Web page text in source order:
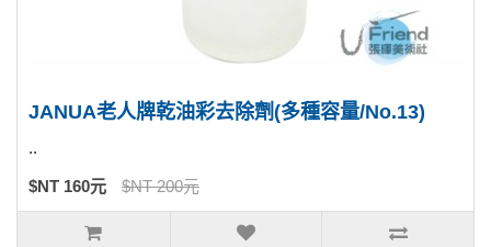
JANUA老人牌乾油彩去除劑(多種容量/No.13)
..
$NT 160元 $NT 200元